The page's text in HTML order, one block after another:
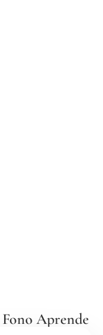
Aprende